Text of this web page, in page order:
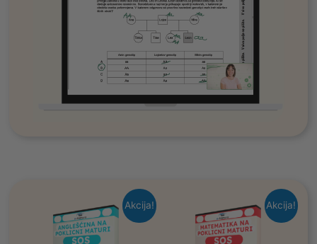
Akcija! Akcija!